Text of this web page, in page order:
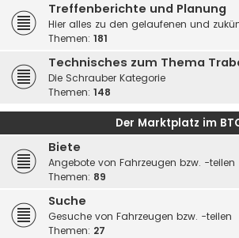
Treffenberichte und Planung
Hier alles zu den gelaufenen und
Themen: 181
Technisches zum Thema
Die Schrauber Kategorie
Themen: 148
Der Marktplatz im
Biete
Angebote von Fahrzeugen bzw. -teilen
Themen: 89
Suche
Gesuche von Fahrzeugen bzw. -teilen
Themen: 27